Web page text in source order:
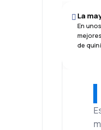
La
En
de